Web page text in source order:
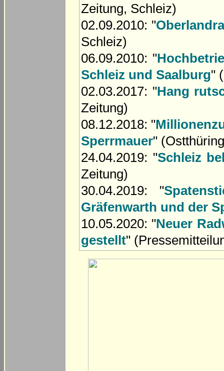
Zeitung, Schleiz)
02.09.2010: "
Schleiz)
06.09.2010: "
Schleiz und Saalburg"
02.03.2017: "Hang
Zeitung)
08.12.2018: "
Sperrmauer"
24.04.2019: "Schleiz
Zeitung)
30.04.2019: "
Gräfenwarth und der
10.05.2020: "Neuer
gestellt"